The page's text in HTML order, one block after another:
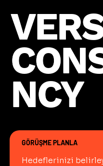
NCY
NCY
GÖRÜŞME PLANLA
Hedeflerinizi